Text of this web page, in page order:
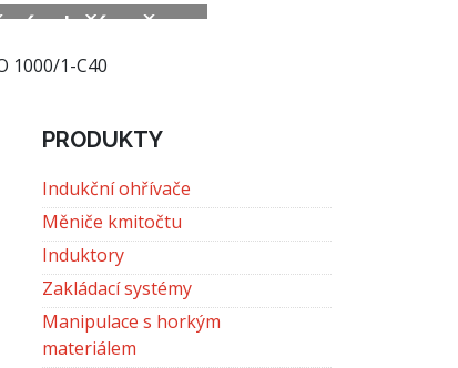
ohřívače
1000/1-C40
PRODUKTY
Indukční ohřívače
Měniče kmitočtu
Induktory
Zakládací systémy
Manipulace s horkým
materiálem